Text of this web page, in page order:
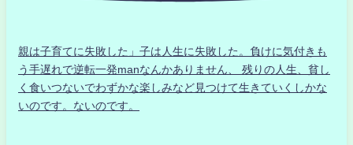
親は子育てに失敗した」子は人生に失敗した。負けに気付きも
う手遅れで逆転一発manなんかありません、 残りの人生、貧し
く食いつないでわずかな楽しみなど見つけて生きていくしかな
いのです。ないのです。